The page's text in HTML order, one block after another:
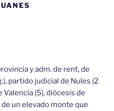
y adm. de rent, de
partido judicial de Nules (2
Valencia (5), diócesis de
de un elevado monte que